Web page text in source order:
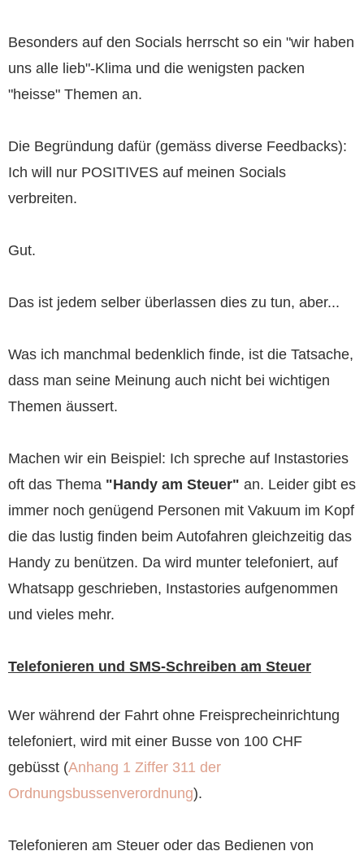
Besonders auf den Socials herrscht so ein "wir haben
uns alle lieb"-Klima und die wenigsten packen
"heisse" Themen an.
Die Begründung dafür (gemäss diverse Feedbacks):
Ich will nur POSITIVES auf meinen Socials
verbreiten.
Gut.
Das ist jedem selber überlassen dies zu tun, aber...
Was ich manchmal bedenklich finde, ist die Tatsache,
dass man seine Meinung auch nicht bei wichtigen
Themen äussert.
Machen wir ein Beispiel: Ich spreche auf Instastories
oft das Thema "Handy am Steuer" an. Leider gibt es
immer noch genügend Personen mit Vakuum im Kopf
die das lustig finden beim Autofahren gleichzeitig das
Handy zu benützen. Da wird munter telefoniert, auf
Whatsapp geschrieben, Instastories aufgenommen
und vieles mehr.
Telefonieren und SMS-Schreiben am Steuer
Wer während der Fahrt ohne Freisprecheinrichtung
telefoniert, wird mit einer Busse von 100 CHF
gebüsst (Anhang 1 Ziffer 311 der
Ordnungsbussenverordnung).
Telefonieren am Steuer oder das Bedienen von